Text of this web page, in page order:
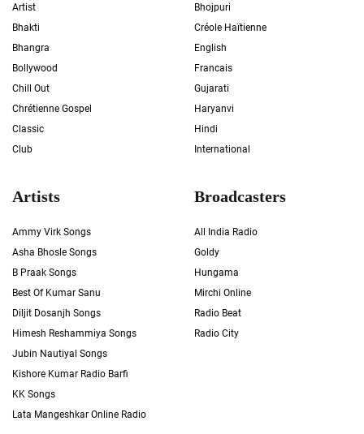
Artist
Bhakti
Bhangra
Bollywood
Chill Out
Chrétienne Gospel
Classic
Club
Bhojpuri
Créole Haïtienne
English
Francais
Gujarati
Haryanvi
Hindi
International
Artists
Ammy Virk Songs
Asha Bhosle Songs
B Praak Songs
Best Of Kumar Sanu
Diljit Dosanjh Songs
Himesh Reshammiya Songs
Jubin Nautiyal Songs
Kishore Kumar Radio Barfi
KK Songs
Lata Mangeshkar Online Radio
Broadcasters
All India Radio
Goldy
Hungama
Mirchi Online
Radio Beat
Radio City